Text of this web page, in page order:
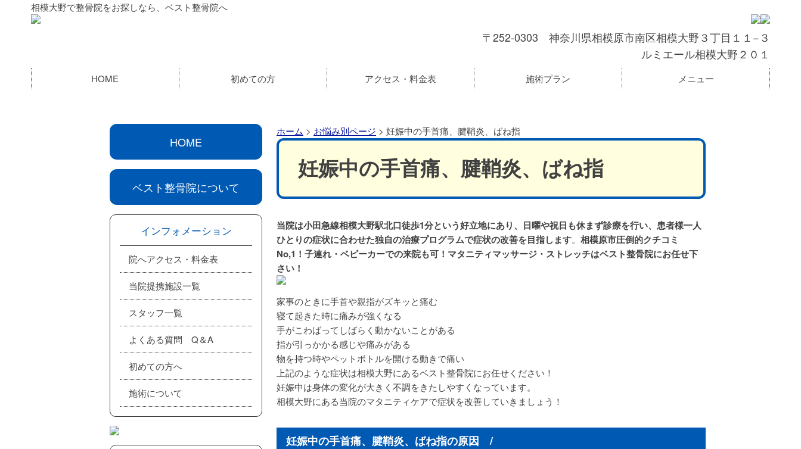
相模大野で整骨院をお探しなら、ベスト整骨院へ
〒252-0303 神奈川県相模原市南区相模大野３丁目１１−３
ルミエール相模大野２０１
HOME 初めての方 アクセス・料金表 施術プラン メニュー
ホーム > お悩み別ページ > 妊娠中の手首痛、腱鞘炎、ばね指
妊娠中の手首痛、腱鞘炎、ばね指
当院は小田急線相模大野駅北口徒歩1分という好立地にあり、日曜や祝日も休まず診療を行い、患者様一人
ひとりの症状に合わせた独自の治療プログラムで症状の改善を目指します。 相模原市圧倒的クチコミ
No,1！子連れ・ベビーカーでの来院も可！マタニティマッサージ・ストレッチはベスト整骨院にお任せ下
さい！
家事のときに手首や親指がズキッと痛む
寝て起きた時に痛みが強くなる
手がこわばってしばらく動かないことがある
指が引っかかる感じや痛みがある
物を持つ時やペットボトルを開ける動きで痛い
上記のような症状は相模大野にあるベスト整骨院にお任せください！
妊娠中は身体の変化が大きく不調をきたしやすくなっています。
相模大野にある当院のマタニティケアで症状を改善していきましょう！
妊娠中の手首痛、腱鞘炎、ばね指の原因 /
HOME
ベスト整骨院について
インフォメーション
院へアクセス・料金表
当院提携施設一覧
スタッフ一覧
よくある質問 Q＆A
初めての方へ
施術について